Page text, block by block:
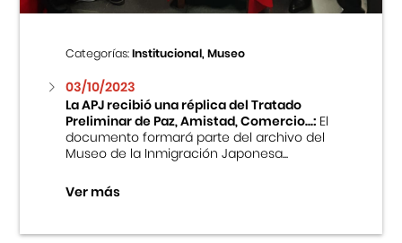
Categorías:Institucional, Museo
03/10/2023
La APJ recibió una réplica del Tratado
Preliminar de Paz, Amistad, Comercio...:El
documento formará parte del archivo del
Museo de la Inmigración Japonesa...
Ver más